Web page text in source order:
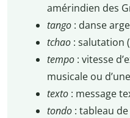
amérindien des
tango : danse
tchao : salutation
tempo : vitesse
musicale ou
texto : message
tondo : tableau